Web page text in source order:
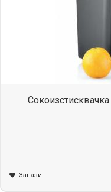
Запази